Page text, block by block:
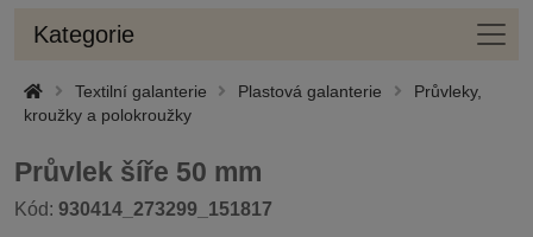
Kategorie
Textilní galanterie Plastová galanterie
Průvleky,
kroužky a polokroužky
Průvlek šíře 50 mm
Kód: 930414_273299_151817